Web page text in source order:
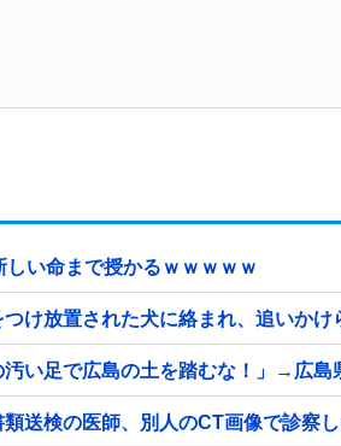
い命まで授かるｗｗｗｗｗ
け放置された犬に絡まれ、追いか
い足で広島の土を踏むな！」→広
送検の医師、別人のCT画像で診察